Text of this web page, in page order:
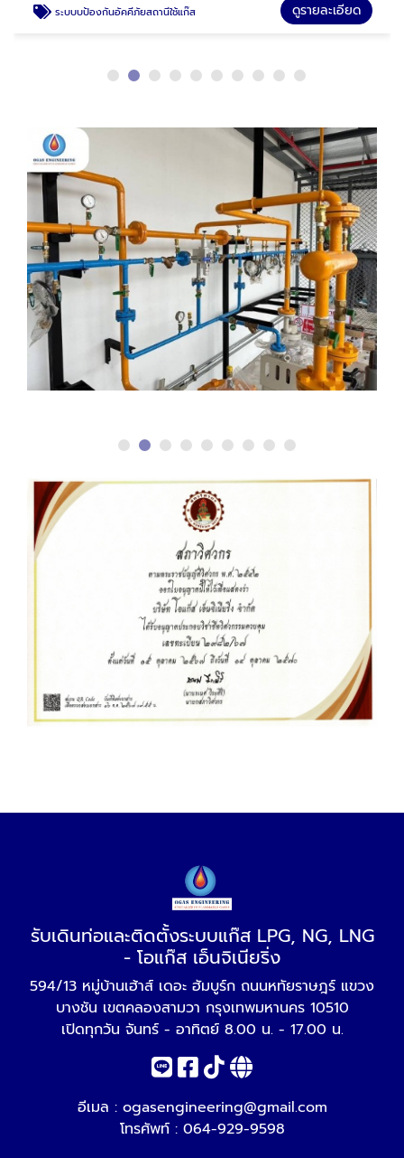
ระบบบป้องกันอัคคีภัยสถานีใช้แก๊ส ดูรายละเอียด
รับเดินท่อและติดตั้งระบบแก๊ส LPG, NG, LNG
- โอแก๊ส เอ็นจิเนียริ่ง
594/13 หมู่บ้านเฮ้าส์ เดอะ ฮัมบูร์ก ถนนหทัยราษฎร์ แขวง
บางชัน เขตคลองสามวา กรุงเทพมหานคร 10510
เปิดทุกวัน จันทร์ - อาทิตย์ 8.00 น. - 17.00 น.
อีเมล : ogasengineering@gmail.com
โทรศัพท์ : 064-929-9598